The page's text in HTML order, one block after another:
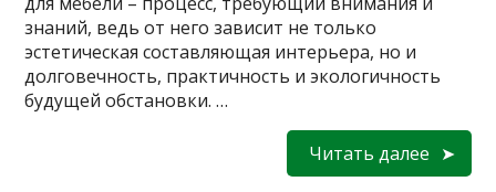
знаний, ведь от него зависит не только
эстетическая составляющая интерьера, но и
долговечность, практичность и экологичность
будущей обстановки. …
Читать далее